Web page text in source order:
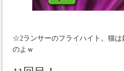
☆2ランサーのフライハイト。猫
のよｗ